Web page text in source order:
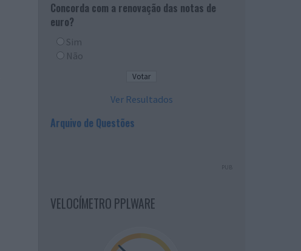
Concorda com a renovação das notas de
euro?
Sim
Não
Ver Resultados
Arquivo de Questões
PUB
VELOCÍMETRO PPLWARE